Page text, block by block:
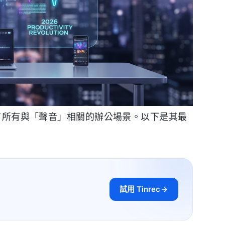
有與「聲音」相關的辦公場景。以下是其最
試用 Tinrec